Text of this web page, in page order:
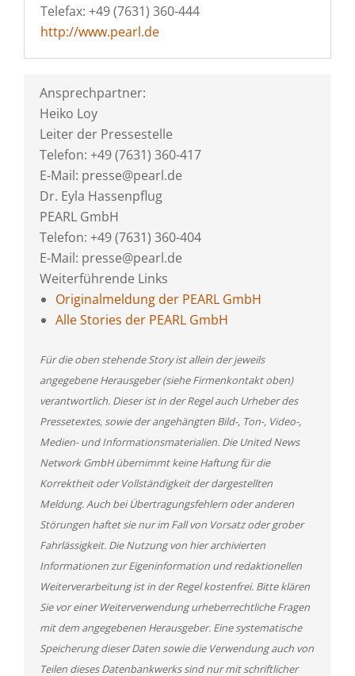
Telefax: +49 (7631) 360-444
http://www.pearl.de
Ansprechpartner:
Heiko Loy
Leiter der Pressestelle
Telefon: +49 (7631) 360-417
E-Mail: presse@pearl.de
Dr. Eyla Hassenpflug
PEARL GmbH
Telefon: +49 (7631) 360-404
E-Mail: presse@pearl.de
Weiterführende Links
Originalmeldung der PEARL GmbH
Alle Stories der PEARL GmbH
Für die oben stehende Story ist allein der jeweils
angegebene Herausgeber (siehe Firmenkontakt oben)
verantwortlich. Dieser ist in der Regel auch Urheber des
Pressetextes, sowie der angehängten Bild-, Ton-, Video-,
Medien- und Informationsmaterialien. Die United News
Network GmbH übernimmt keine Haftung für die
Korrektheit oder Vollständigkeit der dargestellten
Meldung. Auch bei Übertragungsfehlern oder anderen
Störungen haftet sie nur im Fall von Vorsatz oder grober
Fahrlässigkeit. Die Nutzung von hier archivierten
Informationen zur Eigeninformation und redaktionellen
Weiterverarbeitung ist in der Regel kostenfrei. Bitte klären
Sie vor einer Weiterverwendung urheberrechtliche Fragen
mit dem angegebenen Herausgeber. Eine systematische
Speicherung dieser Daten sowie die Verwendung auch von
Teilen dieses Datenbankwerks sind nur mit schriftlicher